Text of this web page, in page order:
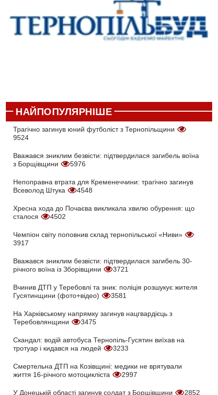
НАЙПОПУЛЯРНІШЕ
Трагічно загинув юний футболіст з Тернопільщини
9524
Вважався зниклим безвісти: підтвердилася загибель воїна
з Борщівщини
5976
Непоправна втрата для Кременеччини: трагічно загинув
Всеволод Штука
4548
Хресна хода до Почаєва викликала хвилю обурення: що
сталося
4502
Чемпіон світу поповнив склад тернопільської «Ниви»
3917
Вважався зниклим безвісти: підтвердилася загибель 30-
річного воїна із Зборівщини
3721
Вчинив ДТП у Теребовлі та зник: поліція розшукує жителя
Гусятинщини (фото+відео)
3581
На Харківському напрямку загинув нацгвардієць з
Теребовлянщини
3475
Скандал: водій автобуса Тернопіль-Гусятин виїхав на
тротуар і кидався на людей
3233
Смертельна ДТП на Козівщині: медики не врятували
життя 16-річного мотоцикліста
2997
У Донецькій області загинув солдат з Борщівщини 2852